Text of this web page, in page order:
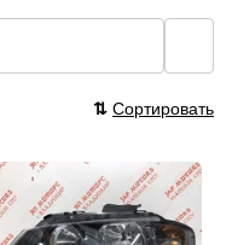
⇅ Сортировать